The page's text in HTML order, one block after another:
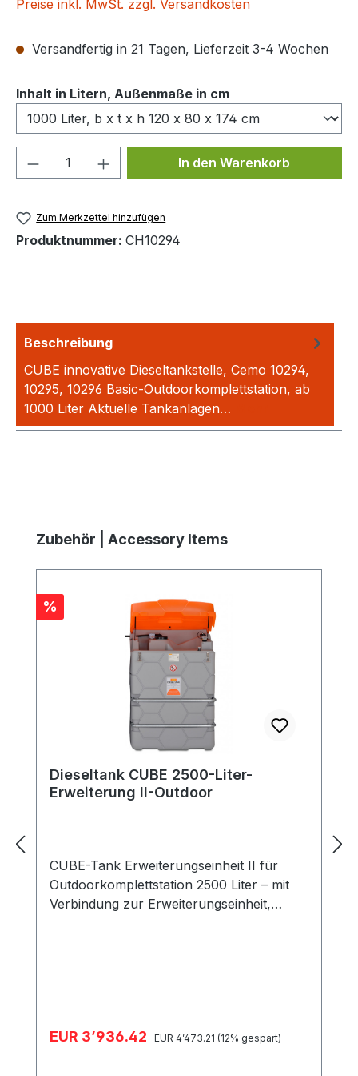
Preise inkl. MwSt. zzgl. Versandkosten
Versandfertig in 21 Tagen, Lieferzeit 3-4 Wochen
Inhalt in Litern, Außenmaße in cmauswählen
Produkt Anzahl: Gib denIn den Warenkorb
Zum Merkzettel hinzufügen
Produktnummer: CH10294
Beschreibung
CUBE innovative Dieseltankstelle, Cemo 10294,
10295, 10296 Basic-Outdoorkomplettstation, ab
1000 Liter Aktuelle Tankanlagen…
Produktgalerie überspringen
Zubehör | Accessory Items
Rabatt
%
Dieseltank CUBE 2500-Liter-
Erweiterung II-Outdoor
CUBE-Tank Erweiterungseinheit II für
Outdoorkomplettstation 2500 Liter – mit
Verbindung zur Erweiterungseinheit,
stört nichts den Betankungsvorgang.
Verkaufspreis:
EUR 3’936.42 Regulärer Preis:
EUR 4’473.21 (12% gespart)